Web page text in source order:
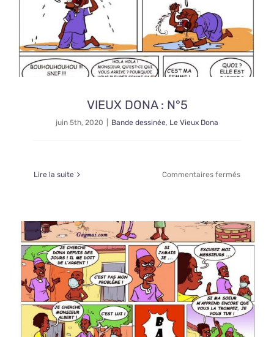
VIEUX DONA : N°5
juin 5th, 2020 Bande dessinée, Le Vieux Dona
Lire la suite Commentaires ferméssur
N°5